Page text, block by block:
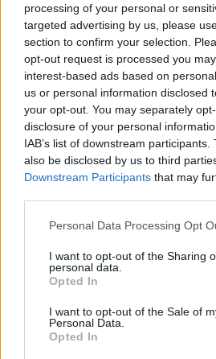
processing of your personal or
targeted advertising by us, please
section to confirm your selection.
opt-out request is processed you
interest-based ads based on
us or personal information disclosed
your opt-out. You may separately
disclosure of your personal
IAB’s list of downstream
also be disclosed by us to third
Downstream Participants that may
Please note that this website/app
not limited to your visit or usage
grant or deny consent to Google and
use your data for below specified
consent section.
Personal Data Processing Opt
I want to opt-out of the Sharing
personal data.
Opted In
I want to opt-out of the Sale of
Personal Data.
Opted In
A képzés célja, hogy a
eszközeiken túl olyan új
módszereket ismerjenek meg
melyek segítségével jobban
személyközi konfliktusok
mozgatórugóit, ugyanakkor
kezelésére.
A képzést ajánljuk: a szociális
állami-, civil-, és for-profit
szakembereknek, jelenleg
tanuló leendő szakembereknek
A képzés nyelve: magyar
Minimum csoportlétszám: 10 fő